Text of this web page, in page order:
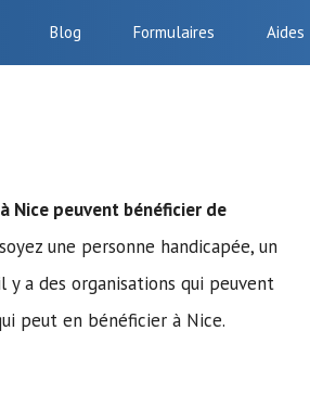
Blog Formulaires Aides
Nice peuvent bénéficier de
une personne handicapée, un
y a des organisations qui peuvent
peut en bénéficier à Nice.